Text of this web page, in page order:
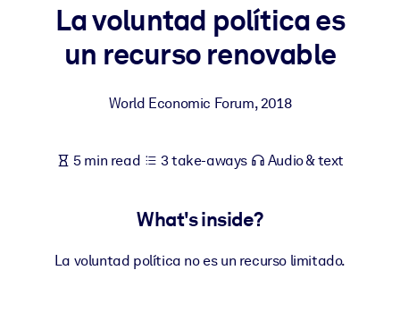
For LMS/LXP
learning results.
Enrich your corporate library with trusted, ready-to-use business
Fuel your AI systems with reliable, structured knowledge to
La voluntad política es
un recurso renovable
World Economic Forum,2018
5 min read 3 take-aways Audio & text
What's inside?
La voluntad política no es un recurso limitado.